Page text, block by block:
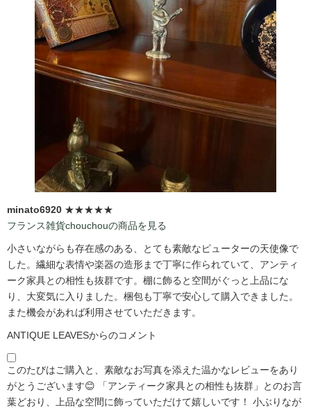
minato6920 ★★★★★
フランス雑貨chouchouの商品を見る
小さいながらも存在感のある、とても素敵なピューターの天使像で
した。繊細な表情や楽器の造形まで丁寧に作られていて、アンティ
ーク家具との相性も抜群です。棚に飾ると空間がぐっと上品にな
り、大変気に入りました。梱包も丁寧で安心して購入できました。
また機会があれば利用させていただきます。
ANTIQUE LEAVESからのコメント
このたびはご購入と、素敵なお写真を添えた温かなレビューをあり
がとうございます😊 「アンティーク家具との相性も抜群」とのお言
葉どおり、上品な空間に飾っていただけて嬉しいです！ 小ぶりなが